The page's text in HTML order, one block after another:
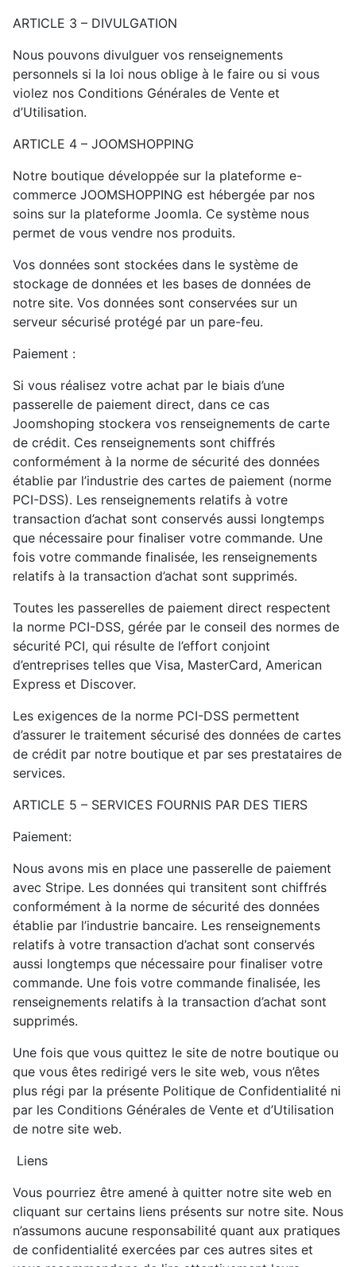
ARTICLE 3 – DIVULGATION
Nous pouvons divulguer vos renseignements
personnels si la loi nous oblige à le faire ou si vous
violez nos Conditions Générales de Vente et
d’Utilisation.
ARTICLE 4 – JOOMSHOPPING
Notre boutique développée sur la plateforme e-
commerce JOOMSHOPPING est hébergée par nos
soins sur la plateforme Joomla. Ce système nous
permet de vous vendre nos produits.
Vos données sont stockées dans le système de
stockage de données et les bases de données de
notre site. Vos données sont conservées sur un
serveur sécurisé protégé par un pare-feu.
Paiement :
Si vous réalisez votre achat par le biais d’une
passerelle de paiement direct, dans ce cas
Joomshoping stockera vos renseignements de carte
de crédit. Ces renseignements sont chiffrés
conformément à la norme de sécurité des données
établie par l’industrie des cartes de paiement (norme
PCI-DSS). Les renseignements relatifs à votre
transaction d’achat sont conservés aussi longtemps
que nécessaire pour finaliser votre commande. Une
fois votre commande finalisée, les renseignements
relatifs à la transaction d’achat sont supprimés.
Toutes les passerelles de paiement direct respectent
la norme PCI-DSS, gérée par le conseil des normes de
sécurité PCI, qui résulte de l’effort conjoint
d’entreprises telles que Visa, MasterCard, American
Express et Discover.
Les exigences de la norme PCI-DSS permettent
d’assurer le traitement sécurisé des données de cartes
de crédit par notre boutique et par ses prestataires de
services.
ARTICLE 5 – SERVICES FOURNIS PAR DES TIERS
Paiement:
Nous avons mis en place une passerelle de paiement
avec Stripe. Les données qui transitent sont chiffrés
conformément à la norme de sécurité des données
établie par l’industrie bancaire. Les renseignements
relatifs à votre transaction d’achat sont conservés
aussi longtemps que nécessaire pour finaliser votre
commande. Une fois votre commande finalisée, les
renseignements relatifs à la transaction d’achat sont
supprimés.
Une fois que vous quittez le site de notre boutique ou
que vous êtes redirigé vers le site web, vous n’êtes
plus régi par la présente Politique de Confidentialité ni
par les Conditions Générales de Vente et d’Utilisation
de notre site web.
Liens
Vous pourriez être amené à quitter notre site web en
cliquant sur certains liens présents sur notre site. Nous
n’assumons aucune responsabilité quant aux pratiques
de confidentialité exercées par ces autres sites et